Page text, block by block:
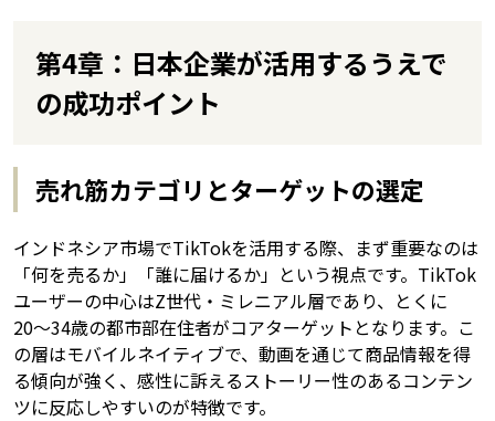
第4章：日本企業が活用するうえで
の成功ポイント
売れ筋カテゴリとターゲットの選定
インドネシア市場でTikTokを活用する際、まず重要なのは
「何を売るか」「誰に届けるか」という視点です。TikTok
ユーザーの中心はZ世代・ミレニアル層であり、とくに
20〜34歳の都市部在住者がコアターゲットとなります。こ
の層はモバイルネイティブで、動画を通じて商品情報を得
る傾向が強く、感性に訴えるストーリー性のあるコンテン
ツに反応しやすいのが特徴です。